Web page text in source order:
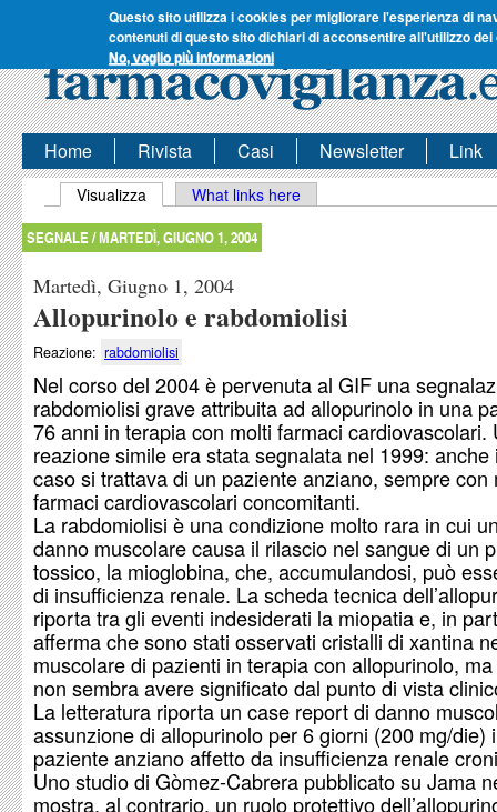
Questo sito utilizza i cookies per migliorare l'esperienza di
contenuti di questo sito dichiari di acconsentire all'utilizzo dei
No, voglio più informazioni
Home Rivista Casi Newsletter Link
Schede primarie
Visualizza (scheda attiva)
What links here
SEGNALE /MARTEDÌ, GIUGNO 1, 2004
Martedì, Giugno 1, 2004
Allopurinolo e rabdomiolisi
Reazione: rabdomiolisi
Nel corso del 2004 è pervenuta al GIF una
rabdomiolisi grave attribuita ad allopurinolo in una
76 anni in terapia con molti farmaci cardiovascolari.
reazione simile era stata segnalata nel 1999: anche
caso si trattava di un paziente anziano, sempre con
farmaci cardiovascolari concomitanti.
La rabdomiolisi è una condizione molto rara in cui
danno muscolare causa il rilascio nel sangue di un
tossico, la mioglobina, che, accumulandosi, può
di insufficienza renale. La scheda tecnica
riporta tra gli eventi indesiderati la miopatia e, in
afferma che sono stati osservati cristalli di xantina
muscolare di pazienti in terapia con allopurinolo,
non sembra avere significato dal punto di vista
La letteratura riporta un case report di danno
assunzione di allopurinolo per 6 giorni (200 mg/die)
paziente anziano affetto da insufficienza renale
Uno studio di Gòmez-Cabrera pubblicato su Jama
mostra, al contrario, un ruolo protettivo